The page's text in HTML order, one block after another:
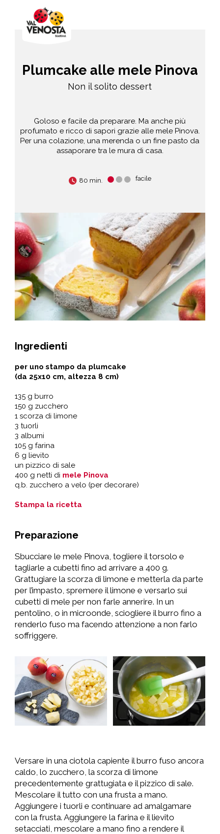
Plumcake alle mele Pinova
Non il solito dessert
Goloso e facile da preparare. Ma anche più
profumato e ricco di sapori grazie alle mele Pinova.
Per una colazione, una merenda o un fine pasto da
assaporare tra le mura di casa.
80 min. facile
Ingredienti
per uno stampo da plumcake
(da 25x10 cm, altezza 8 cm)
135 g burro
150 g zucchero
1 scorza di limone
3 tuorli
3 albumi
105 g farina
6 g lievito
un pizzico di sale
400 g netti di mele Pinova
q.b. zucchero a velo (per decorare)
Stampa la ricetta
Preparazione
Sbucciare le mele Pinova, togliere il torsolo e
tagliarle a cubetti fino ad arrivare a 400 g.
Grattugiare la scorza di limone e metterla da parte
per l’impasto, spremere il limone e versarlo sui
cubetti di mele per non farle annerire. In un
pentolino, o in microonde, sciogliere il burro fino a
renderlo fuso ma facendo attenzione a non farlo
soffriggere.
Versare in una ciotola capiente il burro fuso ancora
caldo, lo zucchero, la scorza di limone
precedentemente grattugiata e il pizzico di sale.
Mescolare il tutto con una frusta a mano.
Aggiungere i tuorli e continuare ad amalgamare
con la frusta. Aggiungere la farina e il lievito
setacciati, mescolare a mano fino a rendere il